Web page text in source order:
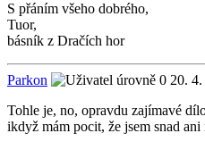
S přáním všeho dobrého,
Tuor,
básník z Dračích hor
Parkon
20.
Tohle je, no, opravdu zajímavé
ikdyž mám pocit, že jsem snad